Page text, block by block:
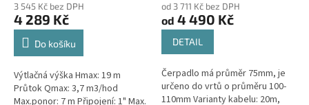
3 545 Kč bez DPH
4 289 Kč
Do košíku
Výtlačná výška Hmax: 19 m
Průtok Qmax: 3,7 m3/hod
Max.ponor: 7 m Připojení: 1" Max.
od 3 711 Kč bez DPH
od 4 490 Kč
DETAIL
Čerpadlo má průměr 75mm, je
určeno do vrtů o průměru 100-
110mm Varianty kabelu: 20m,